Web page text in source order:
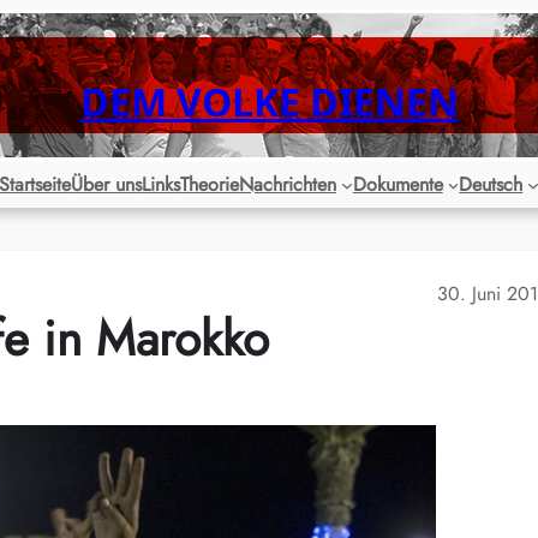
DEM VOLKE DIENEN
StartseiteÜber unsLinksTheorieNachrichten Dokumente Deutsch
30. Juni
in Marokko